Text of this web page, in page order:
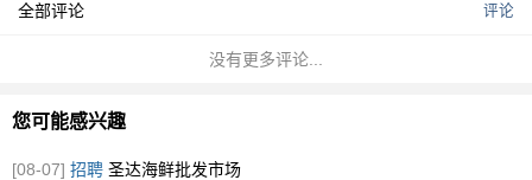
全部评论 评论
没有更多评论...
您可能感兴趣
[08-07] 招聘 圣达海鲜批发市场